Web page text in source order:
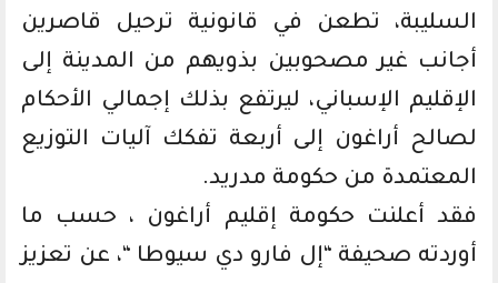
السليبة، تطعن في قانونية ترحيل قاصرين
أجانب غير مصحوبين بذويهم من المدينة إلى
الإقليم الإسباني، ليرتفع بذلك إجمالي الأحكام
لصالح أراغون إلى أربعة تفكك آليات التوزيع
المعتمدة من حكومة مدريد.
فقد أعلنت حكومة إقليم أراغون ، حسب ما
أوردته صحيفة “إل فارو دي سيوطا “، عن تعزيز